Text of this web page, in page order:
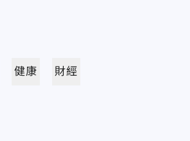
健康 財經